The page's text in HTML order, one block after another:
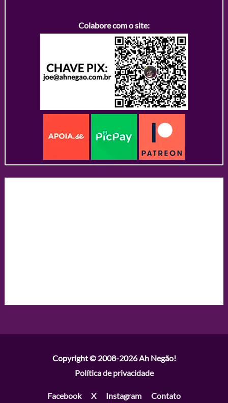
Colabore com o site:
Copyright © 2008-2026Ah Negão!
Política de privacidade
Facebook X Instagram Contato